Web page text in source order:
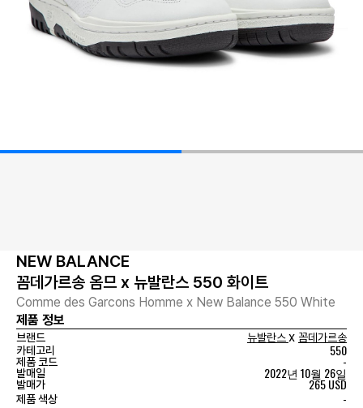
NEW BALANCE
꼼데가르송 옴므 x 뉴발란스 550 화이트
Comme des Garcons Homme x New Balance 550 White
제품 정보
브랜드 뉴발란스x 꼼데가르송
카테고리
550
제품 코드 -
발매일 2022년 10월 26일
발매가 265 USD
제품 색상 -